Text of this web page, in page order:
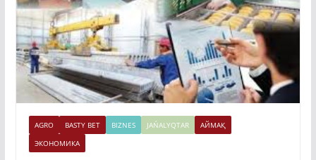
AGRO BASTY BET BIZNES JAŃALYQTAR
АЙМАҚ
ЭКОНОМИКА